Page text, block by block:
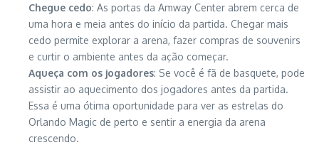
Chegue cedo: As portas da Amway Center abrem cerca de
uma hora e meia antes do início da partida. Chegar mais
cedo permite explorar a arena, fazer compras de souvenirs
e curtir o ambiente antes da ação começar.
Aqueça com os jogadores: Se você é fã de basquete, pode
assistir ao aquecimento dos jogadores antes da partida.
Essa é uma ótima oportunidade para ver as estrelas do
Orlando Magic de perto e sentir a energia da arena
crescendo.